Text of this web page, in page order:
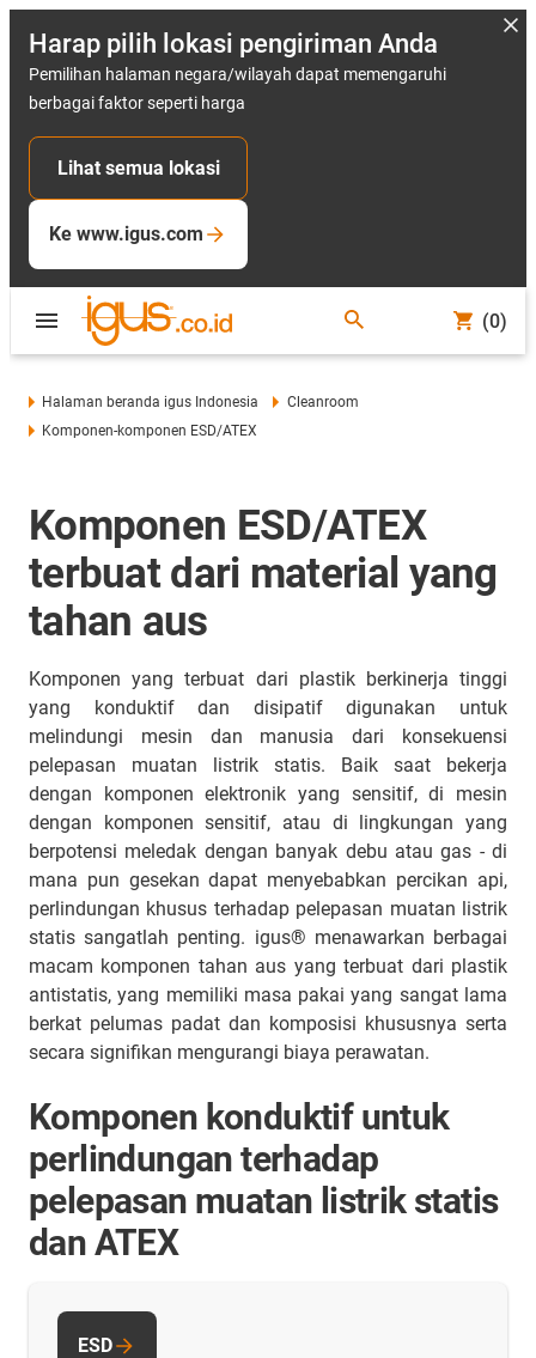
Harap pilih lokasi pengiriman Anda
Pemilihan halaman negara/wilayah dapat memengaruhi
berbagai faktor seperti harga
Lihat semua lokasi
Ke www.igus.com
(0)
Halaman beranda igus Indonesia
Cleanroom
Komponen-komponen ESD/ATEX
Komponen ESD/ATEX
terbuat dari material yang
tahan aus
Komponen yang terbuat dari plastik berkinerja tinggi
yang konduktif dan disipatif digunakan untuk
melindungi mesin dan manusia dari konsekuensi
pelepasan muatan listrik statis. Baik saat bekerja
dengan komponen elektronik yang sensitif, di mesin
dengan komponen sensitif, atau di lingkungan yang
berpotensi meledak dengan banyak debu atau gas - di
mana pun gesekan dapat menyebabkan percikan api,
perlindungan khusus terhadap pelepasan muatan listrik
statis sangatlah penting. igus® menawarkan berbagai
macam komponen tahan aus yang terbuat dari plastik
antistatis, yang memiliki masa pakai yang sangat lama
berkat pelumas padat dan komposisi khususnya serta
secara signifikan mengurangi biaya perawatan.
Komponen konduktif untuk
perlindungan terhadap
pelepasan muatan listrik statis
dan ATEX
ESD